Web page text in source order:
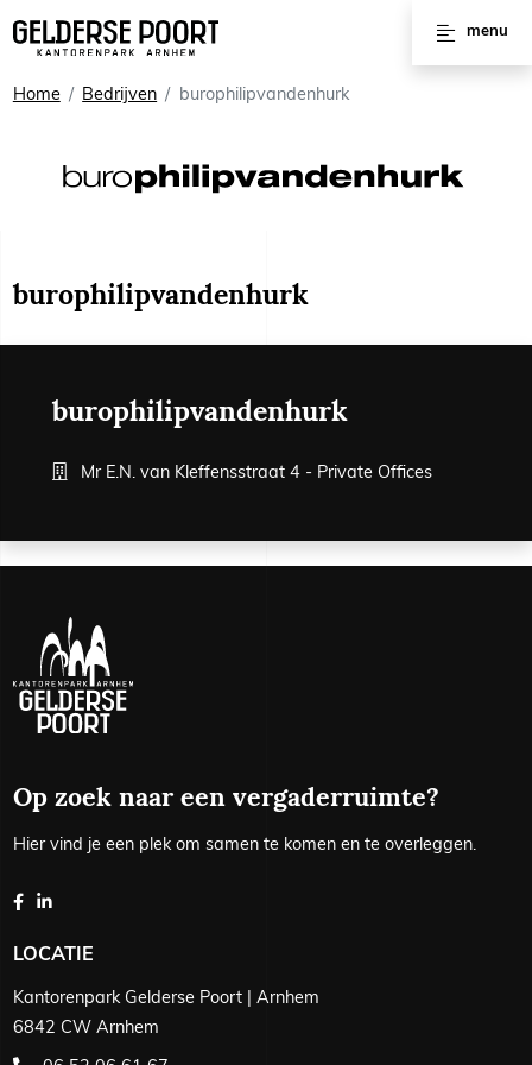
menu
Huren
Vergaderruimtes
Kantoorruimtes
Voorzieningen
Home Bedrijven burophilipvandenhurk
burophilipvandenhurk
burophilipvandenhurk
Mr E.N. van Kleffensstraat 4 - Private Offices
Op zoek naar een vergaderruimte?
Hier vind je een plek om samen te komen en te overleggen.
LOCATIE
Kantorenpark Gelderse Poort | Arnhem
6842 CW Arnhem